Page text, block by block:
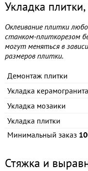
Укладка
Оклеивание плитки
станком-плиткорезом
могут меняться в
размеров плитки.
Демонтаж плитки
Укладка керамогранита
Укладка мозаики
Укладка плитки
Минимальный заказ
Стяжка и